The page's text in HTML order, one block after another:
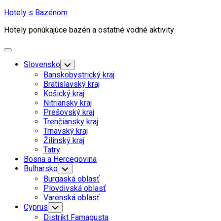
Skip
content
Hotely s Bazénom
Hotely ponúkajúce bazén a ostatné vodné aktivity
Expand
Slovensko Toggle
Child
Menu
Banskobystrický kraj
Bratislavský kraj
Košický kraj
Nitriansky kraj
Prešovský kraj
Trenčiansky kraj
Trnavský kraj
Žilinský kraj
Tatry
Bosna a Hercegovina
Bulharsko Toggle
Child
Menu
Burgaská oblasť
Plovdivská oblasť
Varenská oblasť
Cyprus Toggle
Child
Distrikt Famagusta